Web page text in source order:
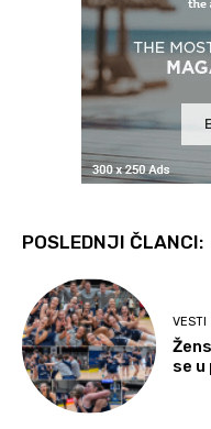
POSLEDNJI ČLANCI:
VESTI
se